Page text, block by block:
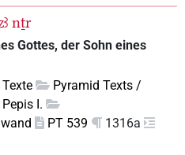
nṯr
Gottes, der Sohn eines
Pyramid Texts /
I.
PT 539
1316a